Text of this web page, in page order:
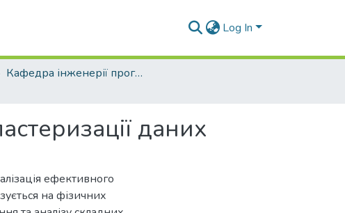
Log In
Кафедра інженерії програмного забезпечення (рівень бакалавр)
даних
ефективного
на фізичних